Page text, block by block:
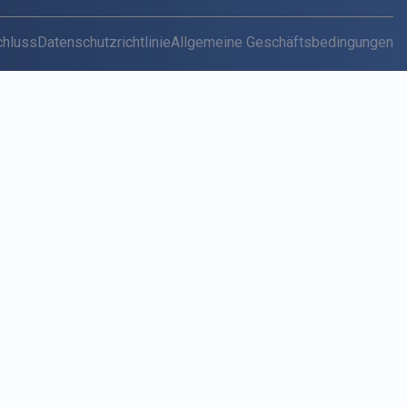
DatenschutzrichtlinieAllgemeine Geschäftsbedingungen